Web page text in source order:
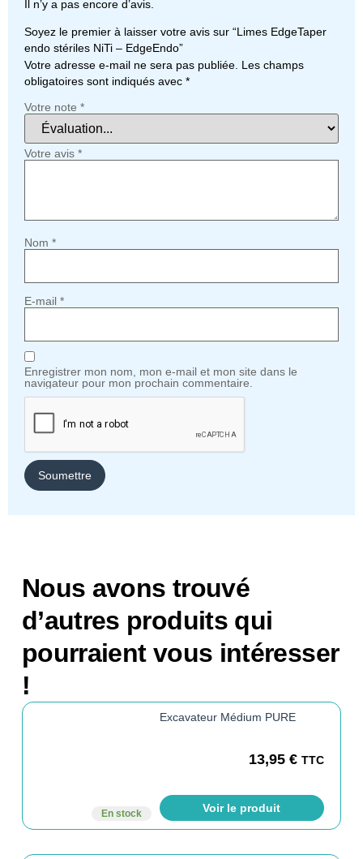
Il n’y a pas encore d’avis.
Soyez le premier à laisser votre avis sur “Limes EdgeTaper
endo stériles NiTi – EdgeEndo”
Votre adresse e-mail ne sera pas publiée. Les champs
obligatoires sont indiqués avec *
Votre note *
Votre avis *
Nom *
E-mail *
Enregistrer mon nom, mon e-mail et mon site dans le
navigateur pour mon prochain commentaire.
Nous avons trouvé
d’autres produits qui
pourraient vous intéresser
!
En stock
Excavateur Médium PURE
13,95€ TTC
Voir le produit